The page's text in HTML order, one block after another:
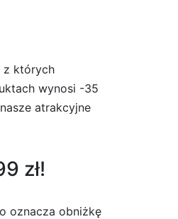
z których
wynosi -35
atrakcyjne
zł!
oznacza obniżkę